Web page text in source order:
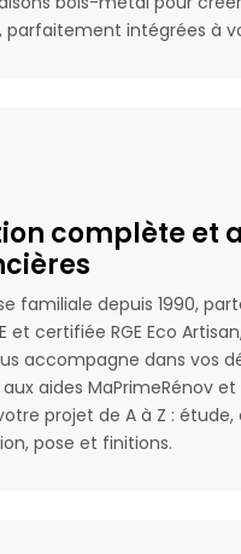
parfaitement intégrées à
complète et
familiale depuis 1990,
et certifiée RGE Eco Artisan,
accompagne dans vos
aides MaPrimeRénov et
projet de A à Z :
pose et finitions.